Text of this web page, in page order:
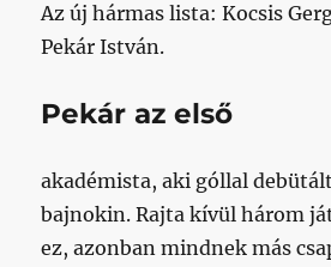
Az új hármas lista: Kocsis
Pekár István.
Pekár az első
akadémista, aki góllal
bajnokin. Rajta kívül három
ez, azonban mindnek más